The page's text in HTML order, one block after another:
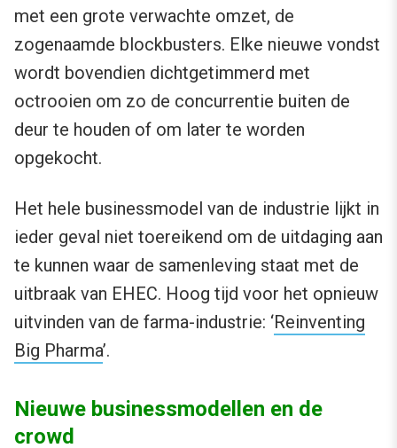
met een grote verwachte omzet, de
zogenaamde blockbusters. Elke nieuwe vondst
wordt bovendien dichtgetimmerd met
octrooien om zo de concurrentie buiten de
deur te houden of om later te worden
opgekocht.
Het hele businessmodel van de industrie lijkt in
ieder geval niet toereikend om de uitdaging aan
te kunnen waar de samenleving staat met de
uitbraak van EHEC. Hoog tijd voor het opnieuw
uitvinden van de farma-industrie: ‘Reinventing
Big Pharma’.
Nieuwe businessmodellen en de
crowd